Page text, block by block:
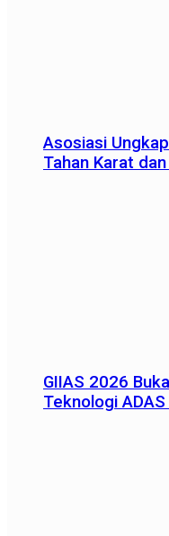
Asosiasi
Tahan Karat
GIIAS 2026
Teknologi